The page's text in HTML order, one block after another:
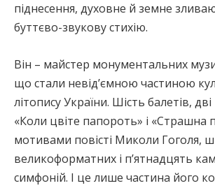
піднесення, духовне й земне
буттєво-звукову стихію.
Він – майстер монументальних
що стали невід’ємною частиною
літопису України. Шість балетів,
«Коли цвіте папороть» і «Страшна
мотивами повісті Миколи Гоголя,
великоформатних і п’ятнадцять
симфоній. І це лише частина його